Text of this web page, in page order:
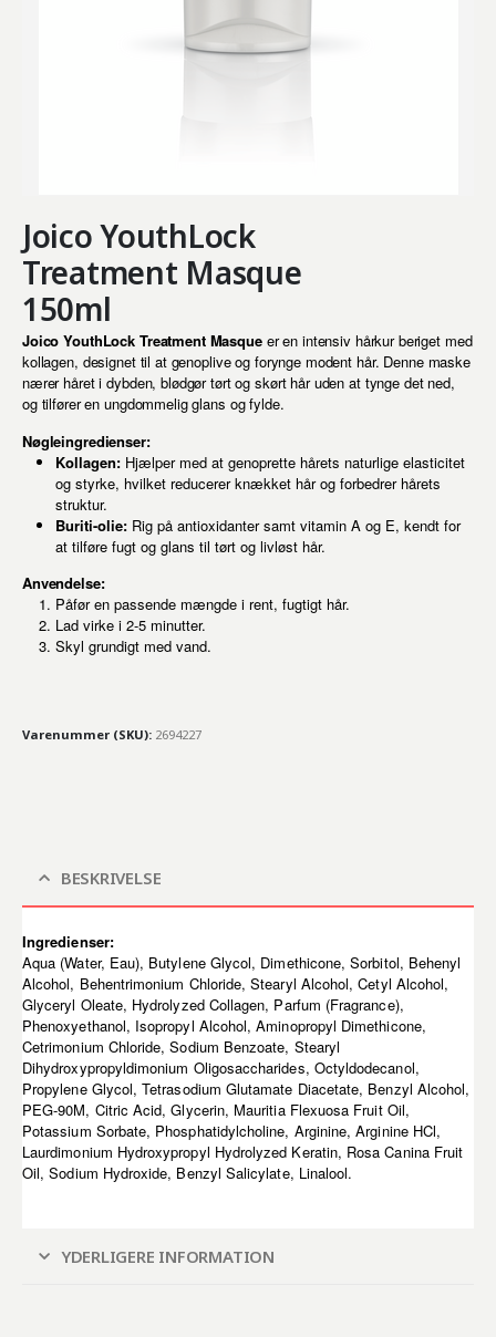
Joico YouthLock
Treatment Masque
150ml
Joico YouthLock Treatment Masqueer en intensiv hårkur beriget med
kollagen, designet til at genoplive og forynge modent hår. Denne maske
nærer håret i dybden, blødgør tørt og skørt hår uden at tynge det ned,
og tilfører en ungdommelig glans og fylde.
Nøgleingredienser:
Kollagen:Hjælper med at genoprette hårets naturlige elasticitet
og styrke, hvilket reducerer knækket hår og forbedrer hårets
struktur.
Buriti-olie:Rig på antioxidanter samt vitamin A og E, kendt for
at tilføre fugt og glans til tørt og livløst hår.
Anvendelse:
Påfør en passende mængde i rent, fugtigt hår.
Lad virke i 2-5 minutter.
Skyl grundigt med vand.
Varenummer (SKU): 2694227
BESKRIVELSE
Ingredienser:
Aqua (Water, Eau), Butylene Glycol, Dimethicone, Sorbitol, Behenyl
Alcohol, Behentrimonium Chloride, Stearyl Alcohol, Cetyl Alcohol,
Glyceryl Oleate, Hydrolyzed Collagen, Parfum (Fragrance),
Phenoxyethanol, Isopropyl Alcohol, Aminopropyl Dimethicone,
Cetrimonium Chloride, Sodium Benzoate, Stearyl
Dihydroxypropyldimonium Oligosaccharides, Octyldodecanol,
Propylene Glycol, Tetrasodium Glutamate Diacetate, Benzyl Alcohol,
PEG-90M, Citric Acid, Glycerin, Mauritia Flexuosa Fruit Oil,
Potassium Sorbate, Phosphatidylcholine, Arginine, Arginine HCl,
Laurdimonium Hydroxypropyl Hydrolyzed Keratin, Rosa Canina Fruit
Oil, Sodium Hydroxide, Benzyl Salicylate, Linalool.
YDERLIGERE INFORMATION